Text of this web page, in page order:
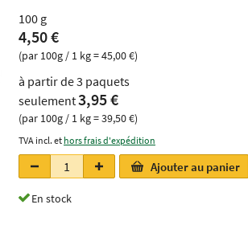
100 g
4,50 €
(par 100g / 1 kg = 45,00 €)
à partir de 3 paquets
seulement3,95 €
(par 100g / 1 kg = 39,50 €)
TVA incl. et hors frais d'expédition
Ajouter au panier
En stock